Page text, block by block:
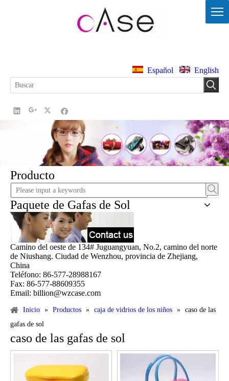
Español English
Producto
Paquete de Gafas de Sol
Camino del oeste de 134# Juguangyuan, No.2, camino del norte
de Niushang. Ciudad de Wenzhou, provincia de Zhejiang,
China
Teléfono: 86-577-28988167
Fax: 86-577-88609355
Email: billion@wzcase.com
Inicio » Productos » caja de vidrios de los niños » caso de las
gafas de sol
caso de las gafas de sol